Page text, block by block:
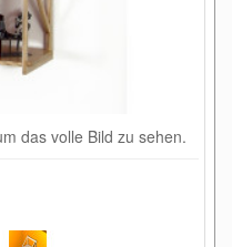
das volle Bild zu sehen.